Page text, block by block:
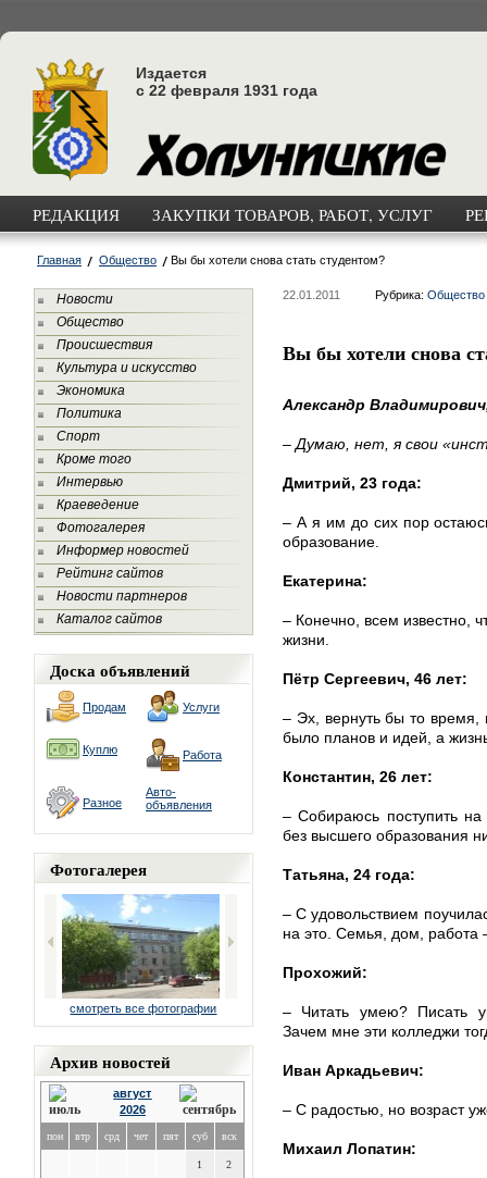
Издается
с 22 февраля 1931 года
РЕДАКЦИЯ ЗАКУПКИ ТОВАРОВ, РАБОТ, УСЛУГ
Главная Общество Вы бы хотели снова стать студентом?
Новости
Общество
Происшествия
Культура и искусство
Экономика
Политика
Спорт
Кроме того
Интервью
Краеведение
Фотогалерея
Информер новостей
Рейтинг сайтов
Новости партнеров
Каталог сайтов
Доска объявлений
Продам Услуги
Куплю Работа
Разное
Авто-
объявления
Фотогалерея
смотреть все фотографии
Архив новостей
август
2026
пон втр срд чет пят суб вск
1 2
22.01.2011 Рубрика: Общество
Вы бы хотели снова
Александр
– Думаю, нет, я свои
Дмитрий, 23 года:
– А я им до сих пор
образование.
Екатерина:
– Конечно, всем известно,
жизни.
Пётр Сергеевич, 46 лет:
– Эх, вернуть бы то время,
было планов и идей, а
Константин, 26 лет:
– Собираюсь поступить
без высшего образования
Татьяна, 24 года:
– С удовольствием
на это. Семья, дом, работа
Прохожий:
– Читать умею? Писать
Зачем мне эти колледжи
Иван Аркадьевич:
– С радостью, но возраст
Михаил Лопатин: